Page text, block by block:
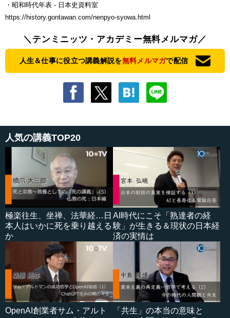
・昭和時代年表 - 日本史資料室
https://history.gontawan.com/nenpyo-syowa.html
＼テンミニッツ・アカデミー無料メルマガ／
人生＆仕事に役立つ講義解説を無料メルマガで配信
人気の講義TOP20
極楽往生、坐禅、法華経…日
本人はいかに死を乗り越える
か
AI時代にこそ「熟達者の経
験」が生きる＆現状の日本経
済の実情は
OpenAI創業者サム・アルト
「共生」の本当の意味と